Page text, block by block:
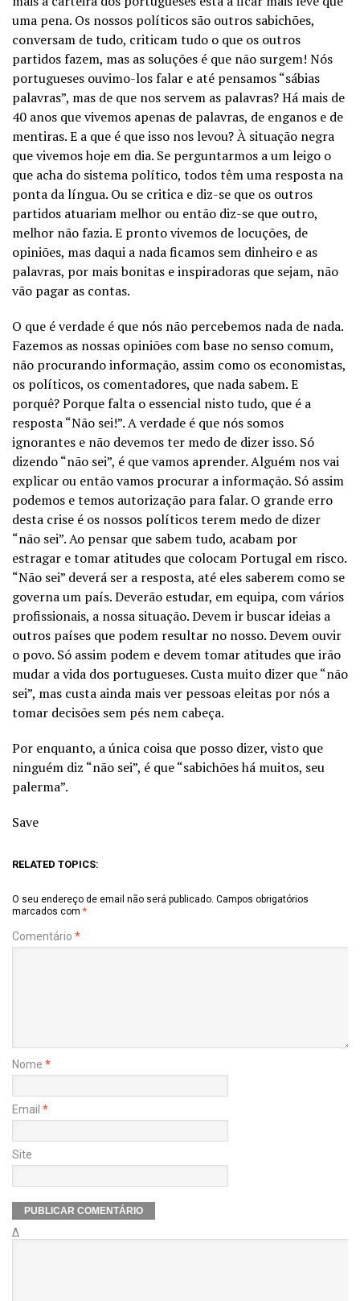
uma pena. Os nossos políticos são outros sabichões,
conversam de tudo, criticam tudo o que os outros
partidos fazem, mas as soluções é que não surgem! Nós
portugueses ouvimo-los falar e até pensamos “sábias
palavras”, mas de que nos servem as palavras? Há mais de
40 anos que vivemos apenas de palavras, de enganos e de
mentiras. E a que é que isso nos levou? À situação negra
que vivemos hoje em dia. Se perguntarmos a um leigo o
que acha do sistema político, todos têm uma resposta na
ponta da língua. Ou se critica e diz-se que os outros
partidos atuariam melhor ou então diz-se que outro,
melhor não fazia. E pronto vivemos de locuções, de
opiniões, mas daqui a nada ficamos sem dinheiro e as
palavras, por mais bonitas e inspiradoras que sejam, não
vão pagar as contas.
O que é verdade é que nós não percebemos nada de nada.
Fazemos as nossas opiniões com base no senso comum,
não procurando informação, assim como os economistas,
os políticos, os comentadores, que nada sabem. E
porquê? Porque falta o essencial nisto tudo, que é a
resposta “Não sei!”. A verdade é que nós somos
ignorantes e não devemos ter medo de dizer isso. Só
dizendo “não sei”, é que vamos aprender. Alguém nos vai
explicar ou então vamos procurar a informação. Só assim
podemos e temos autorização para falar. O grande erro
desta crise é os nossos políticos terem medo de dizer
“não sei”. Ao pensar que sabem tudo, acabam por
estragar e tomar atitudes que colocam Portugal em risco.
“Não sei” deverá ser a resposta, até eles saberem como se
governa um país. Deverão estudar, em equipa, com vários
profissionais, a nossa situação. Devem ir buscar ideias a
outros países que podem resultar no nosso. Devem ouvir
o povo. Só assim podem e devem tomar atitudes que irão
mudar a vida dos portugueses. Custa muito dizer que “não
sei”, mas custa ainda mais ver pessoas eleitas por nós a
tomar decisões sem pés nem cabeça.
Por enquanto, a única coisa que posso dizer, visto que
ninguém diz “não sei”, é que “sabichões há muitos, seu
palerma”.
Save
RELATED TOPICS:
O seu endereço de email não será publicado. Campos obrigatórios
marcados com *
Comentário *
Nome *
Email *
Site
Δ